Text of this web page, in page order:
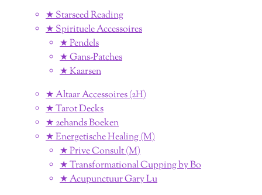
★ Starseed Reading
★ Spirituele Accessoires
★ Pendels
★ Gans-Patches
★ Kaarsen
★ Altaar Accessoires (2H)
★ Tarot Decks
★ 2ehands Boeken
★ Energetische Healing (M)
★ Prive Consult (M)
★ Transformational Cupping by Bo
★ Acupunctuur Gary Lu